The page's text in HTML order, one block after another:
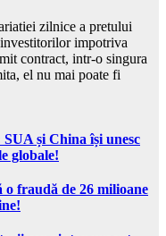
zilnice a pretului
impotriva
contract, intr-o singura
el nu mai poate fi
și China își unesc
globale!
o fraudă de 26 milioane